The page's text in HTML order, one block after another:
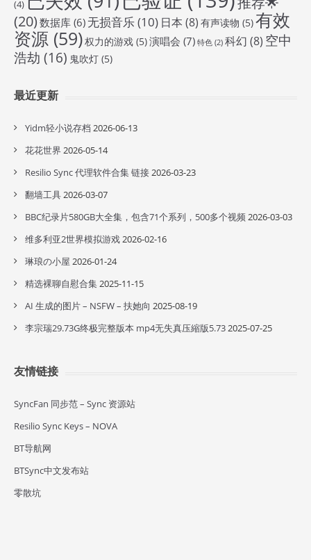
(4)
(20) 数据库 (6) 无损音乐(10) 日本 (8) 有声读物 (5)有效
资源 (59)权力的游戏 (5)演唱会 (7) 特色 (2) 科幻 (8) 空中
浩劫 (16) 鬼吹灯 (5)
最近更新
Yidm轻小说存档 2026-06-13
花花世界 2026-05-14
Resilio Sync 代理软件合集 链接2026-03-23
翻墙工具2026-03-07
BBC纪录片580GB大全集，包含71个系列，500多个视频2026-03-03
维多利亚2世界模拟游戏2026-02-16
琳琅の小屋 2026-01-24
精选裸聊自慰合集2025-11-15
AI 生成的图片 – NSFW – 扶她向 2025-08-19
李宗瑞29.73G终极完整版本 mp4无失真压縮版5.732025-07-25
友情链接
SyncFan 同步范 – Sync 资源站
Resilio Sync Keys – NOVA
BT导航网
BTSync中文发布站
零散坑